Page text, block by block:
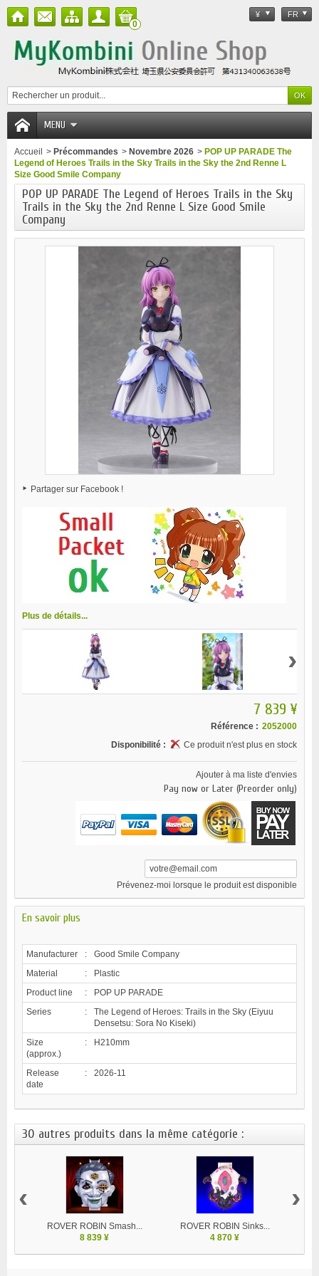
¥ FR
0
MENU
Accueil > Précommandes > Novembre 2026 > POP UP PARADE The
Legend of Heroes Trails in the Sky Trails in the Sky the 2nd Renne L
Size Good Smile Company
POP UP PARADE The Legend of Heroes Trails in the Sky
Trails in the Sky the 2nd Renne L Size Good Smile
Company
Partager sur Facebook !
Plus de détails...
›
7 839 ¥
Référence : 2052000
Disponibilité :
Ce produit n'est plus en stock
Ajouter à ma liste d'envies
Pay now or Later (Preorder only)
Prévenez-moi lorsque le produit est disponible
En savoir plus
Manufacturer :
Good Smile Company
Material
:
Plastic
Product line
:
POP UP PARADE
Series
:
The Legend of Heroes: Trails in the Sky (Eiyuu
Densetsu: Sora No Kiseki)
Size
(approx.)
: H210mm
Release
date
: 2026-11
30 autres produits dans la même catégorie :
ROVER ROBIN Smash...
8 839 ¥
ROVER ROBIN Sinks...
4 870 ¥
‹ ›